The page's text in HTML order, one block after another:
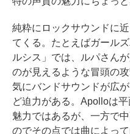
純粋にロックサウンドに
てくる。たとえばガール
ルシス」では、ルパさん
のが見えるような冒頭の
気にバンドサウンドが広
ど迫力がある。Apolloは
魅力ではあるが、一方で
のでその点では曲によっ